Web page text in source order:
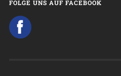
FOLGE UNS AUF FACEBOOK